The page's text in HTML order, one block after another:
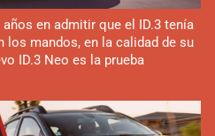
en admitir que el ID.3 tenía
los mandos, en la calidad de su
ID.3 Neo es la prueba